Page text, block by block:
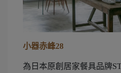
小器赤峰28
為日本原創居家餐具品牌